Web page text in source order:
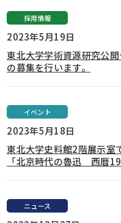
採用情報
2023年5月19日
東北大学学術資源研究公
の募集を行います。
イベント
2023年5月18日
東北大学史料館2階展示室
「北京時代の魯迅 西暦
ニュース